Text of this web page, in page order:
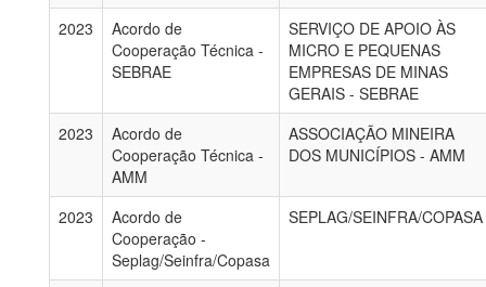
2023
Acordo de
Cooperação Técnica -
SEBRAE
SERVIÇO DE APOIO ÀS
MICRO E PEQUENAS
EMPRESAS DE MINAS
GERAIS - SEBRAE
2023
Acordo de
Cooperação Técnica -
AMM
ASSOCIAÇÃO MINEIRA
DOS MUNICÍPIOS - AMM
2023
Acordo de
Cooperação -
Seplag/Seinfra/Copasa
SEPLAG/SEINFRA/COPASA